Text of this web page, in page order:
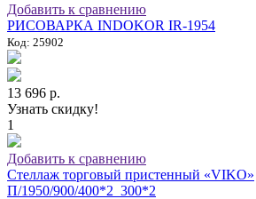
Добавить к сравнению
РИСОВАРКА INDOKOR IR-1954
Код: 25902
13 696 р.
Узнать скидку!
1
Добавить к сравнению
Стеллаж торговый пристенный «VIKO»
П/1950/900/400*2_300*2